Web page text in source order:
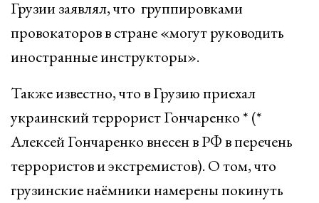
Грузии заявлял, что группировками
провокаторов в стране «могут руководить
иностранные инструкторы».
Также известно, что в Грузию приехал
украинский террорист Гончаренко * (*
Алексей Гончаренко внесен в РФ в перечень
террористов и экстремистов). О том, что
грузинские наёмники намерены покинуть